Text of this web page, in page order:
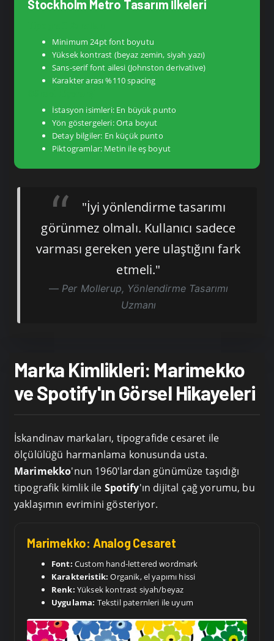
Stockholm Metro Tasarım İlkeleri
Minimum 24pt font boyutu
Yüksek kontrast (beyaz zemin, siyah yazı)
Sans-serif font ailesi (Johnston derivative)
Karakter arası %110 spacing
İstasyon isimleri: En büyük punto
Yön göstergeleri: Orta boyut
Detay bilgiler: En küçük punto
Piktogramlar: Metin ile eş boyut
"İyi yönlendirme tasarımı
görünmez olmalı. Kullanıcı sadece
varması gereken yere ulaştığını fark
etmeli."
Per Mollerup, Yönlendirme Tasarımı
Uzmanı
Marka Kimlikleri: Marimekko
ve Spotify'ın Görsel Hikayeleri
İskandinav markaları, tipografide cesaret ile
ölçülülüğü harmanlama konusunda usta.
Marimekko'nun 1960'lardan günümüze taşıdığı
tipografik kimlik ile Spotify'ın dijital çağ yorumu, bu
yaklaşımın evrimini gösteriyor.
Marimekko: Analog Cesaret
Font: Custom hand-lettered wordmark
Karakteristik: Organik, el yapımı hissi
Renk: Yüksek kontrast siyah/beyaz
Uygulama: Tekstil paternleri ile uyum